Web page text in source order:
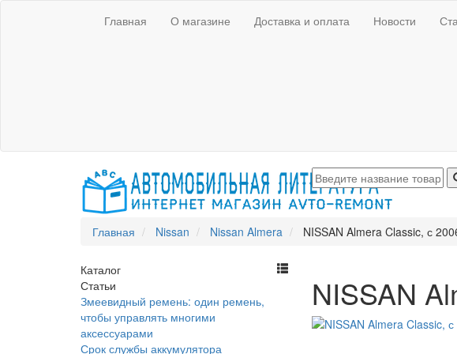
Главная О магазине Доставка и оплата Новости
Главная Nissan Nissan Almera NISSAN Almera Classic, с
Каталог
Статьи
Змеевидный ремень: один ремень,
чтобы управлять многими
аксессуарами
Срок службы аккумулятора
NISSAN